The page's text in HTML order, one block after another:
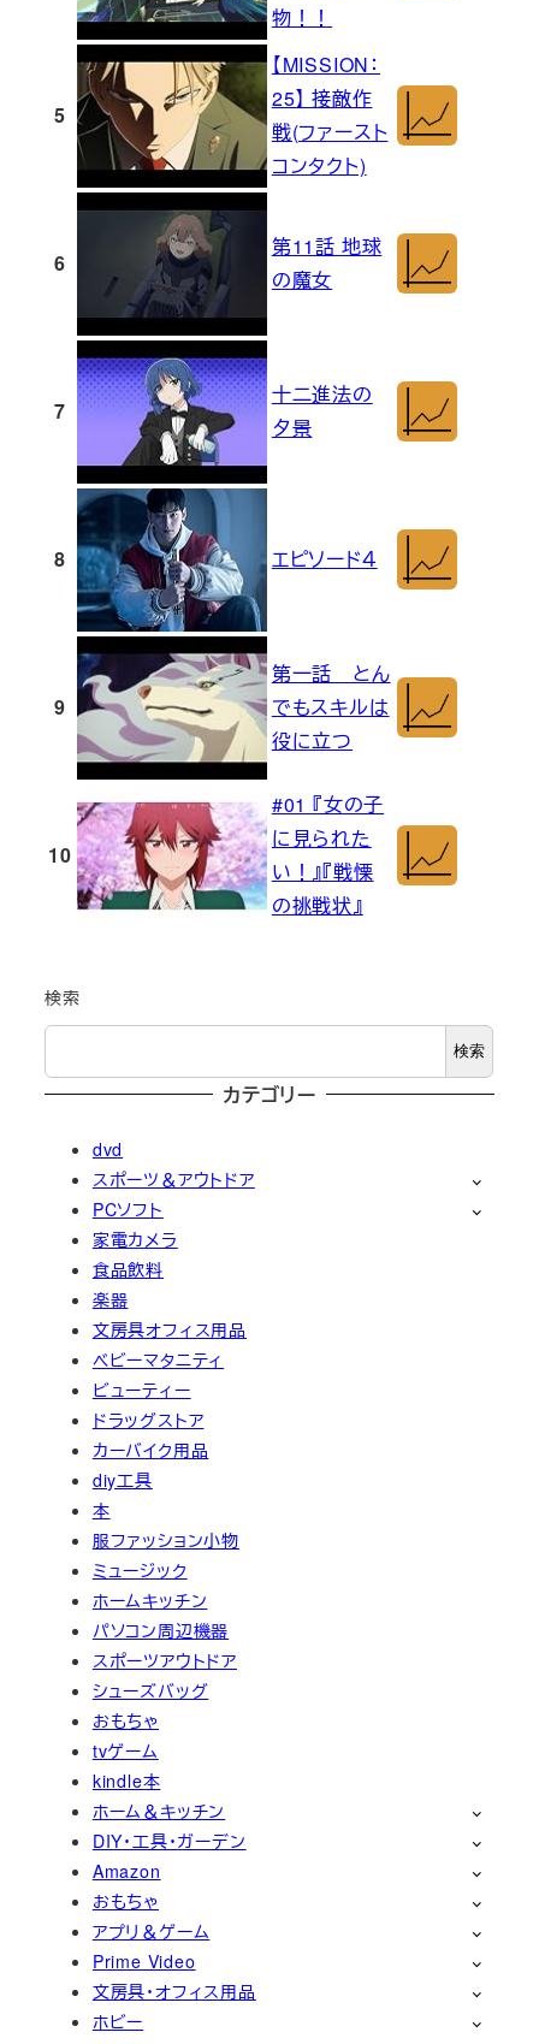
物！！
5
【MISSION：
25】 接敵作
戦(ファースト
コンタクト)
6
第11話 地球
の魔女
7
十二進法の
夕景
8 エピソード４
9
第一話 とん
でもスキルは
役に立つ
10
#01 『女の子
に見られた
い！』『戦慄
の挑戦状』
検索
検索
カテゴリー
dvd
スポーツ＆アウトドア
PCソフト
家電カメラ
食品飲料
楽器
文房具オフィス用品
ベビーマタニティ
ビューティー
ドラッグストア
カーバイク用品
diy工具
本
服ファッション小物
ミュージック
ホームキッチン
パソコン周辺機器
スポーツアウトドア
シューズバッグ
おもちゃ
tvゲーム
kindle本
ホーム＆キッチン
DIY・工具・ガーデン
Amazon
おもちゃ
アプリ＆ゲーム
Prime Video
文房具・オフィス用品
ホビー